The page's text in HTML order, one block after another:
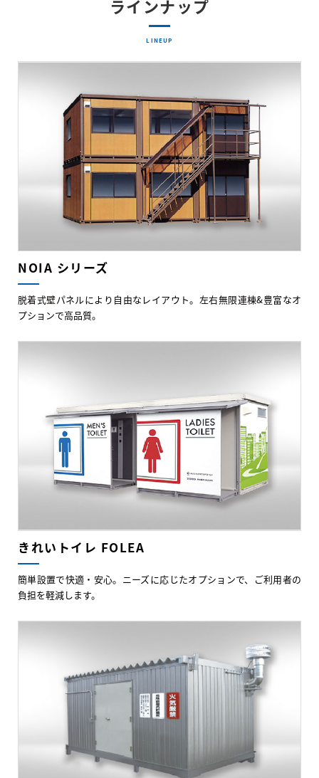
ラインナップ
LINEUP
NOIA シリーズ
脱着式壁パネルにより自由なレイアウト。左右無限連棟&豊富なオ
プションで高品質。
きれいトイレ FOLEA
簡単設置で快適・安心。ニーズに応じたオプションで、ご利用者の
負担を軽減します。